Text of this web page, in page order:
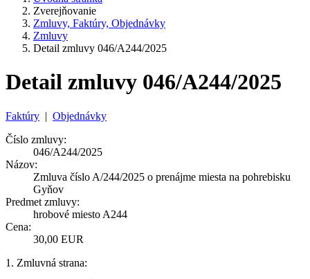
Zverejňovanie
Zmluvy, Faktúry, Objednávky
Zmluvy
Detail zmluvy 046/A244/2025
Detail zmluvy 046/A244/2025
Faktúry | Objednávky
Číslo zmluvy:
046/A244/2025
Názov:
Zmluva číslo A/244/2025 o prenájme miesta na pohrebisku
Gyňov
Predmet zmluvy:
hrobové miesto A244
Cena:
30,00 EUR
1. Zmluvná strana: